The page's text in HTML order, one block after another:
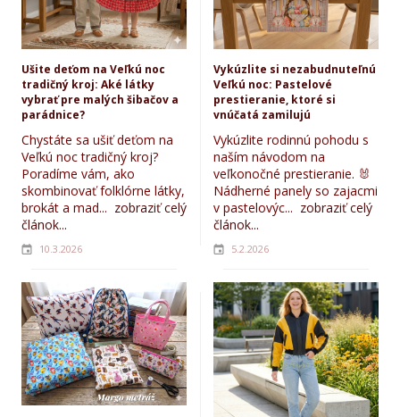
Ušite deťom na Veľkú noc
tradičný kroj: Aké látky
vybrať pre malých šibačov a
parádnice?
Chystáte sa ušiť deťom na
Veľkú noc tradičný kroj?
Poradíme vám, ako
skombinovať folklórne látky,
brokát a mad... zobraziť celý
článok...
10.3.2026
Vykúzlite si nezabudnuteľnú
Veľkú noc: Pastelové
prestieranie, ktoré si
vnúčatá zamilujú
Vykúzlite rodinnú pohodu s
naším návodom na
veľkonočné prestieranie. 🐰
Nádherné panely so zajacmi
v pastelovýc... zobraziť celý
článok...
5.2.2026